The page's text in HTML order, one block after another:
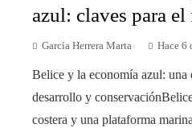
azul: claves para
García Herrera Marta Hace 6
Belice y la economía azul: una
desarrollo y
costera y una plataforma